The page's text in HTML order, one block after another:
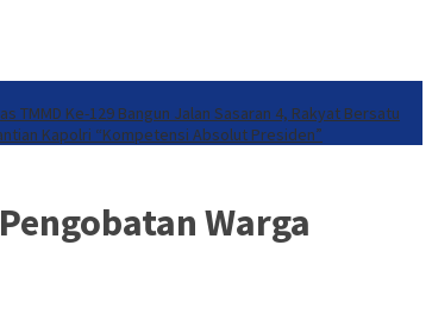
TMMD Ke-129 Bangun Jalan Sasaran 4, Rakyat Bersatu
Kapolri “Kompetensi Absolut Presiden”
Warga